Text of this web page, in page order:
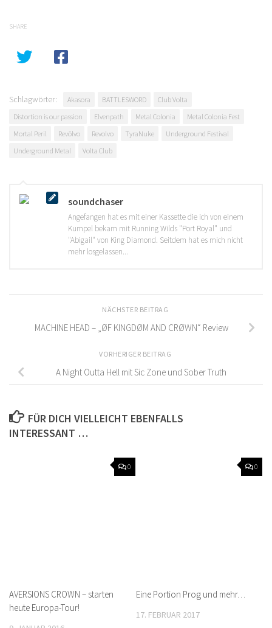
SHARE
Schlagwörter: Akasora BATTLESWORD
Club Volta
Distortion is our passion
Elvenpath Metal Colonia
Metal Colonia Fest
Mortal Peril
Revölvo Revolvo TyraNuke
Underground Festival
Underground Metal
Volta Club
soundchaser
Angefangen hat es mit einer Kassette die ich von einem
Kumpel bekam mit Running Wilds "Port Royal" und
"Abigail" von King Diamond. Seitdem hat es mich nicht
mehr losgelassen...
NÄCHSTER BEITRAG
MACHINE HEAD – „ØF KINGDØM AND CRØWN“ Review
VORHERIGER BEITRAG
A Night Outta Hell mit Sic Zone und Sober Truth
FÜR DICH VIELLEICHT EBENFALLS
INTERESSANT …
0
AVERSIONS CROWN – starten
heute Europa-Tour!
0
Eine Portion Prog und mehr…
17. FEBRUAR 2017